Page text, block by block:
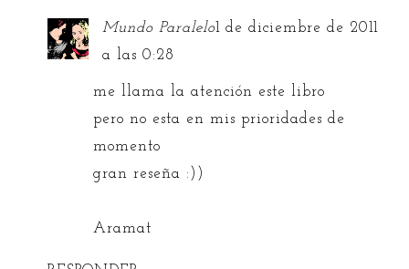
Mundo Paralelo1 de diciembre de 2011
a las 0:28
me llama la atención este libro
pero no esta en mis prioridades de
momento
gran reseña :))
Aramat